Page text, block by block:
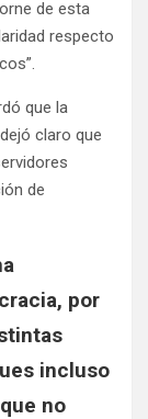
de esta
respecto
que la
claro que
de
por
incluso
no